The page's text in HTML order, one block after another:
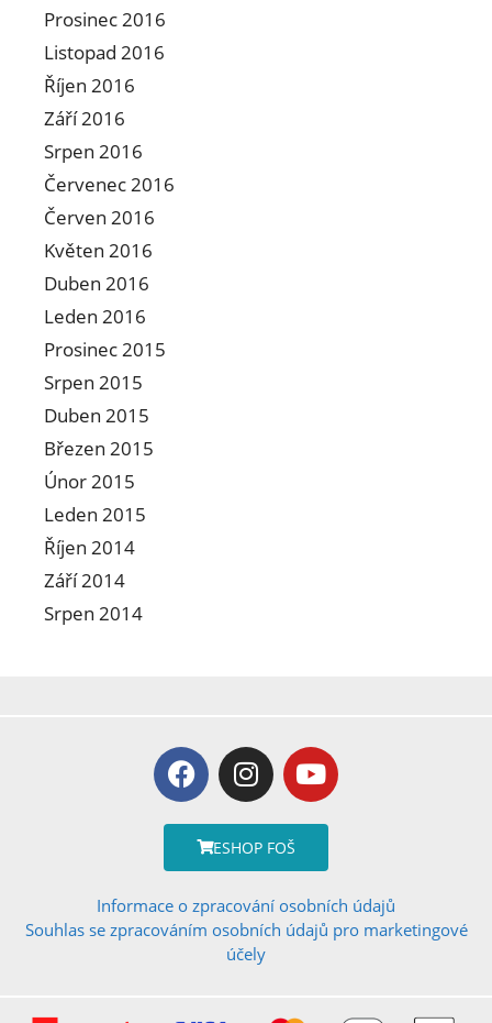
Prosinec 2016
Listopad 2016
Říjen 2016
Září 2016
Srpen 2016
Červenec 2016
Červen 2016
Květen 2016
Duben 2016
Leden 2016
Prosinec 2015
Srpen 2015
Duben 2015
Březen 2015
Únor 2015
Leden 2015
Říjen 2014
Září 2014
Srpen 2014
ESHOP FOŠ
Informace o zpracování osobních údajů
Souhlas se zpracováním osobních údajů pro marketingové
účely